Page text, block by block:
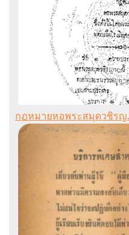
กฏหมายหอพระสมุดวชิรญ